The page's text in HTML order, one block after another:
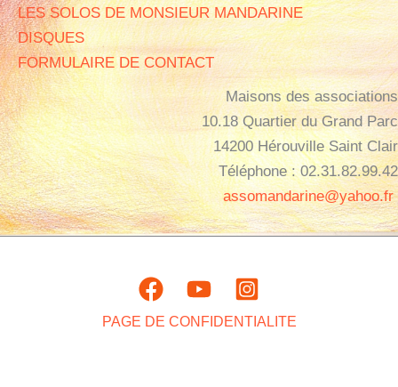
LES SOLOS DE MONSIEUR MANDARINE
DISQUES
FORMULAIRE DE CONTACT
Maisons des associations
10.18 Quartier du Grand Parc
14200 Hérouville Saint Clair
Téléphone : 02.31.82.99.42
assomandarine@yahoo.fr
PAGE DE CONFIDENTIALITE